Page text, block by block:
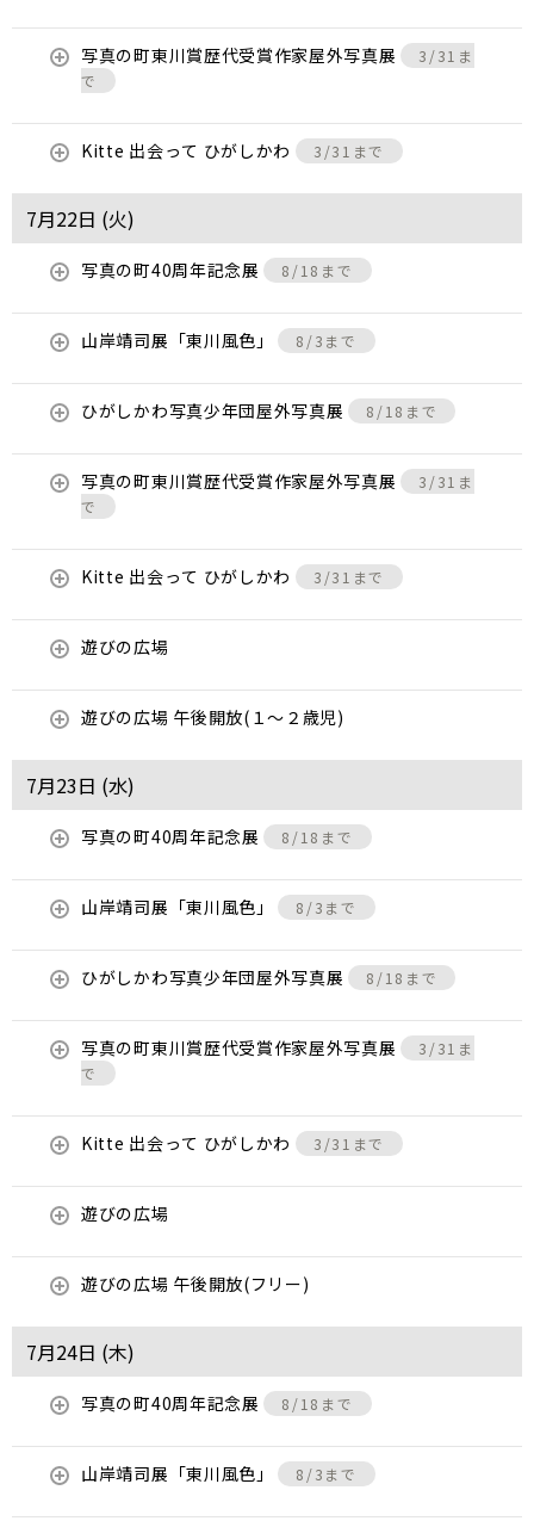
写真の町東川賞歴代受賞作家屋外写真展
3/31ま
で
Kitte 出会って ひがしかわ 3/31まで
7月22日 (火)
写真の町40周年記念展 8/18まで
山岸靖司展「東川風色」 8/3まで
ひがしかわ写真少年団屋外写真展 8/18まで
写真の町東川賞歴代受賞作家屋外写真展
3/31ま
で
Kitte 出会って ひがしかわ 3/31まで
遊びの広場
遊びの広場 午後開放(１～２歳児)
7月23日 (水)
写真の町40周年記念展 8/18まで
山岸靖司展「東川風色」 8/3まで
ひがしかわ写真少年団屋外写真展 8/18まで
写真の町東川賞歴代受賞作家屋外写真展
3/31ま
で
Kitte 出会って ひがしかわ 3/31まで
遊びの広場
遊びの広場 午後開放(フリー)
7月24日 (木)
写真の町40周年記念展 8/18まで
山岸靖司展「東川風色」 8/3まで